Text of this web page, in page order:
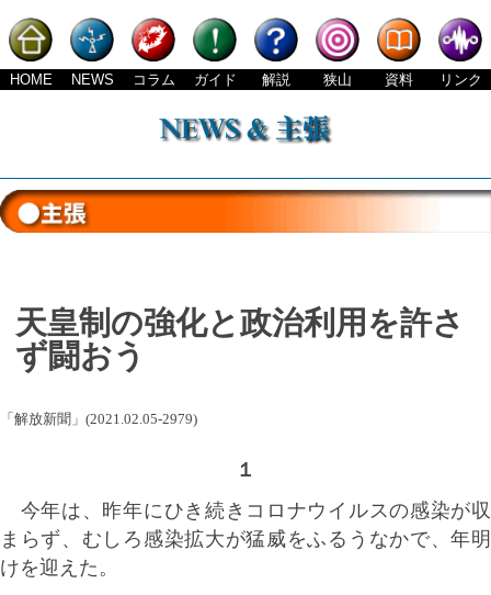
HOME NEWS コラム ガイド 解説 狭山 資料 リンク
天皇制の強化と政治利用を許さ
ず闘おう
「解放新聞」(2021.02.05-2979)
１
今年は、昨年にひき続きコロナウイルスの感染が収
まらず、むしろ感染拡大が猛威をふるうなかで、年明
けを迎えた。